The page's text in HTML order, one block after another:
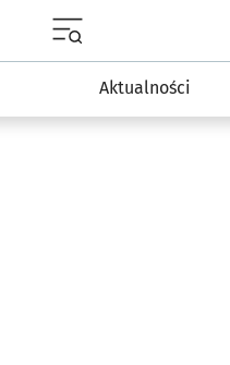
Aktualności